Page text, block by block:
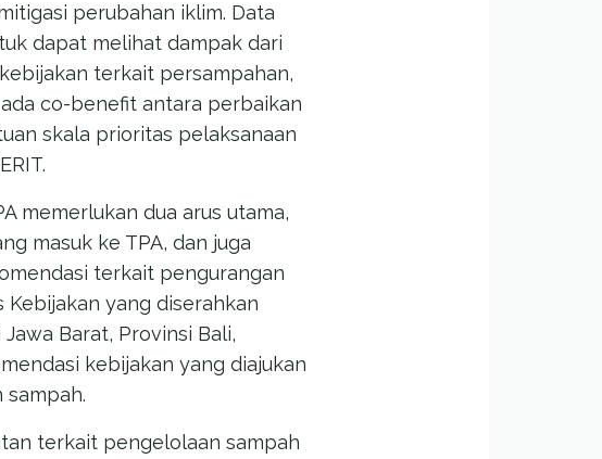
perubahan iklim. Data
dapat melihat dampak dari
terkait persampahan,
co-benefit antara perbaikan
skala prioritas pelaksanaan
memerlukan dua arus utama,
masuk ke TPA, dan juga
terkait pengurangan
Kebijakan yang diserahkan
Barat, Provinsi Bali,
kebijakan yang diajukan
terkait pengelolaan sampah